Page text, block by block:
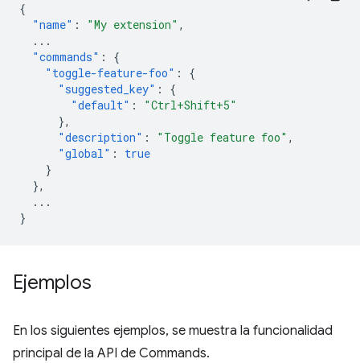
{
"name" : "My extension" ,
...
"commands" :
{
"toggle-feature-foo" :
{
"suggested_key" :
{
"default" :
"Ctrl+Shift+5"
},
"description" : "Toggle feature foo" ,
"global" :
true
}
},
...
}
Ejemplos
En los siguientes ejemplos, se muestra la funcionalidad
principal de la API de Commands.